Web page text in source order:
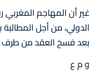
غير أن المهاجم
الدولي، من أجل
بعد فسخ العقد من طرف
و م ع